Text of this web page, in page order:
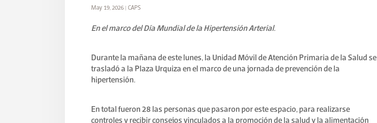
May 19, 2026 |CAPS
En el marco del Día Mundial de la Hipertensión Arterial.
Durante la mañana de este lunes, la Unidad Móvil de Atención Primaria de la Salud se
trasladó a la Plaza Urquiza en el marco de una jornada de prevención de la
hipertensión.
En total fueron 28 las personas que pasaron por este espacio, para realizarse
controles y recibir consejos vinculados a la promoción de la salud y la alimentación